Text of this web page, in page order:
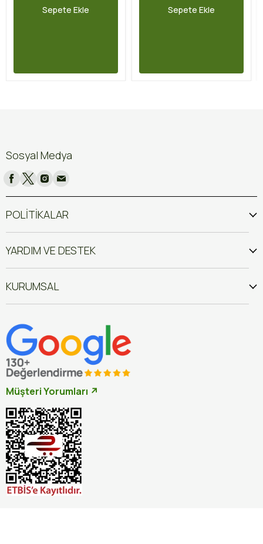
Sepete Ekle Sepete Ekle
Sosyal Medya
POLİTİKALAR
YARDIM VE DESTEK
KURUMSAL
Müşteri Yorumları ↗